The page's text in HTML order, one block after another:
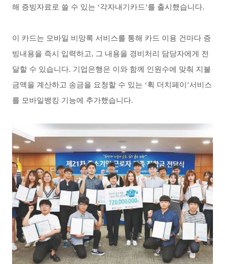
해 증빙자료로 쓸 수 있는 ‘각자내기카드’를 출시했습니다.
이 카드는 모바일 비망록 서비스를 통해 카드 이용 건마다 증
빙내용을 즉시 입력하고, 그 내용을 경비처리 담당자에게 전
달할 수 있습니다. 기업은행은 이와 함께 인원수에 맞춰 지불
금액을 계산하고 송금을 요청할 수 있는 ‘휙 더치페이’서비스
를 모바일뱅킹 기능에 추가했습니다.